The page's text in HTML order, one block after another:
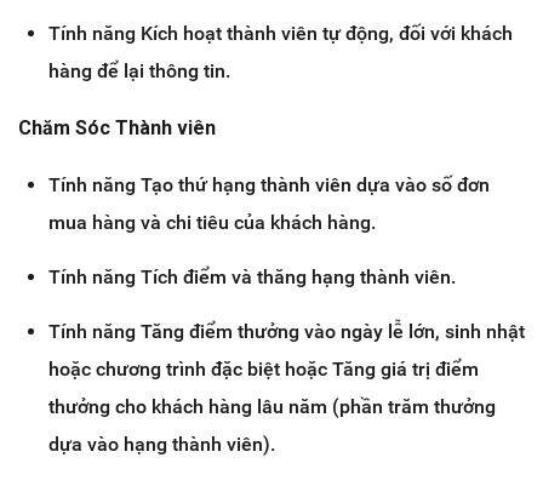
Tính năng Kích hoạt thành viên tự động, đối với khách
hàng để lại thông tin.
Chăm Sóc Thành viên
Tính năng Tạo thứ hạng thành viên dựa vào số đơn
mua hàng và chi tiêu của khách hàng.
Tính năng Tích điểm và thăng hạng thành viên.
Tính năng Tăng điểm thưởng vào ngày lễ lớn, sinh nhật
hoặc chương trình đặc biệt hoặc Tăng giá trị điểm
thưởng cho khách hàng lâu năm (phần trăm thưởng
dựa vào hạng thành viên).